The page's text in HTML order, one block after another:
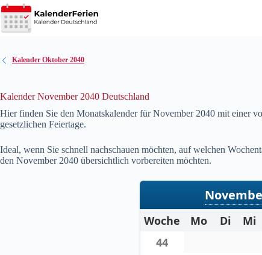
Zum
Inhalt
springen
Kalender Oktober 2040
Kalender November 2040 Deutschland
Hier finden Sie den Monatskalender für November 2040 mit einer
gesetzlichen Feiertage.
Ideal, wenn Sie schnell nachschauen möchten, auf welchen
den November 2040 übersichtlich vorbereiten möchten.
Woche Mo Di Mi
44